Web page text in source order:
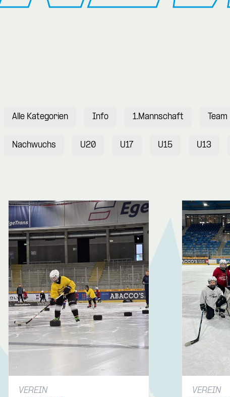
Alle Kategorien Info 1.Mannschaft Team
Nachwuchs U20 U17 U15 U13
VEREIN VEREIN